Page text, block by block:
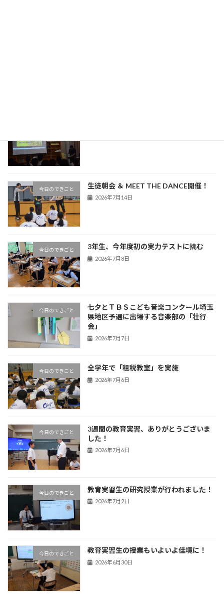
今日のできごと 生徒朝会 ＆ MEET THE DANCE開催！
2026年7月14日
今日のできごと 3年生、今年度初の実力テストに挑む
2026年7月8日
今日のできごと
七夕とＴＢＳこども音楽コンクール埼玉
県地区予選に出場する音楽部の「壮行
会」
2026年7月7日
今日のできごと 全学年で「租税教室」を実施
2026年7月6日
今日のできごと
3週間の教育実習、ありがとうございま
した！
2026年7月6日
今日のできごと 教育実習生の研究授業が行われました！
2026年7月2日
今日のできごと 教育実習生の授業もいよいよ佳境に！
2026年6月30日